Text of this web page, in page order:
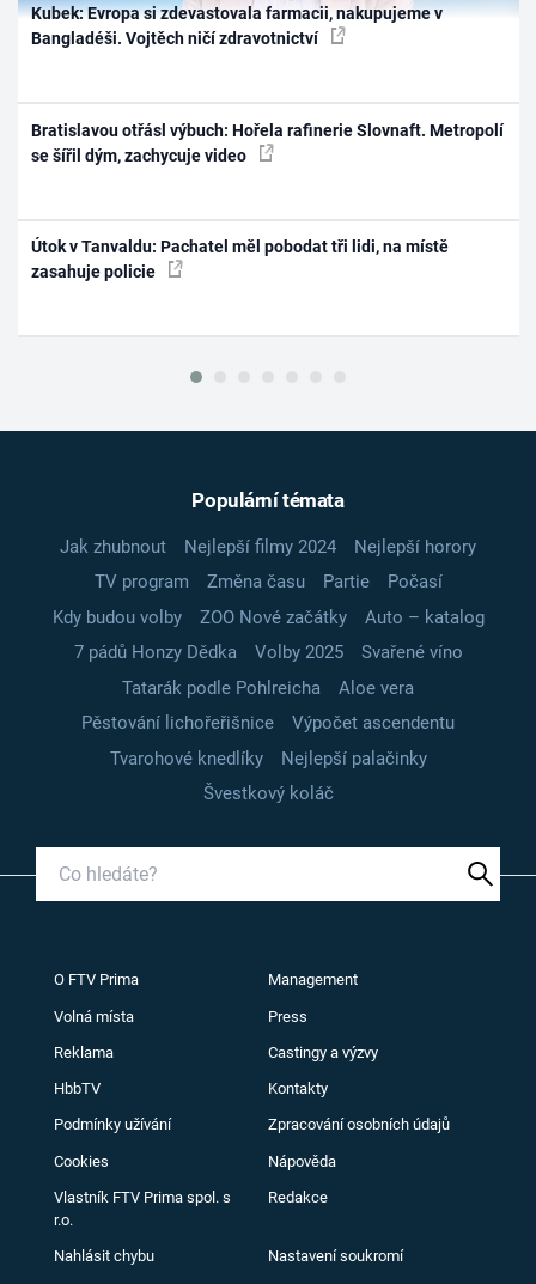
Kubek: Evropa si zdevastovala farmacii, nakupujeme v
Bangladéši. Vojtěch ničí zdravotnictví
Bratislavou otřásl výbuch: Hořela rafinerie Slovnaft. Metropolí
se šířil dým, zachycuje video
Útok v Tanvaldu: Pachatel měl pobodat tři lidi, na místě
zasahuje policie
Populární témata
Jak zhubnout Nejlepší filmy 2024
Nejlepší horory
TV program
Změna času Partie
Počasí
Kdy budou volby
ZOO Nové začátky
Auto – katalog
7 pádů Honzy Dědka
Volby 2025
Svařené víno
Tatarák podle Pohlreicha
Aloe vera
Pěstování lichořeřišnice
Výpočet ascendentu
Tvarohové knedlíky
Nejlepší palačinky
Švestkový koláč
O FTV Prima Management
Volná místa Press
Reklama Castingy a výzvy
HbbTV Kontakty
Podmínky užívání Zpracování osobních údajů
Cookies Nápověda
Vlastník FTV Prima spol. s
r.o.
Redakce
Nahlásit chybu Nastavení soukromí